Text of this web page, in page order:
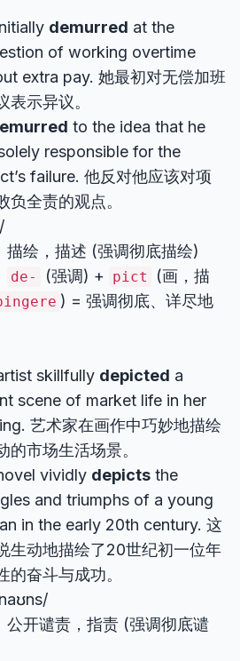
demurred at the
of working overtime
extra pay. 她最初对无偿加班
表示异议。
to the idea that he
responsible for the
failure. 他反对他应该对项
负全责的观点。
描绘，描述 (强调彻底描绘)
de- (强调) + pict
(画，描
) = 强调彻底、详尽地
skillfully depicted a
scene of market life in her
艺术家在画作中巧妙地描绘
的市场生活场景。
vividly depicts the
and triumphs of a young
in the early 20th century. 这
生动地描绘了20世纪初一位年
的奋斗与成功。
公开谴责，指责 (强调彻底谴